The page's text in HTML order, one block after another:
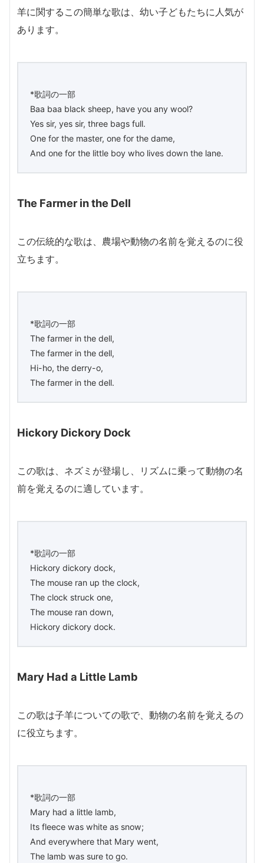
羊に関するこの簡単な歌は、幼い子どもたちに人気が
あります。
*歌詞の一部
Baa baa black sheep, have you any wool?
Yes sir, yes sir, three bags full.
One for the master, one for the dame,
And one for the little boy who lives down the lane.
The Farmer in the Dell
この伝統的な歌は、農場や動物の名前を覚えるのに役
立ちます。
*歌詞の一部
The farmer in the dell,
The farmer in the dell,
Hi-ho, the derry-o,
The farmer in the dell.
Hickory Dickory Dock
この歌は、ネズミが登場し、リズムに乗って動物の名
前を覚えるのに適しています。
*歌詞の一部
Hickory dickory dock,
The mouse ran up the clock,
The clock struck one,
The mouse ran down,
Hickory dickory dock.
Mary Had a Little Lamb
この歌は子羊についての歌で、動物の名前を覚えるの
に役立ちます。
*歌詞の一部
Mary had a little lamb,
Its fleece was white as snow;
And everywhere that Mary went,
The lamb was sure to go.